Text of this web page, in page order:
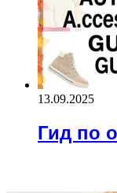
13.09.2025
Гид по